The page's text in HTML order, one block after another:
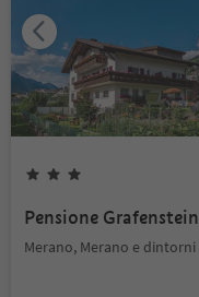
Pensione Grafenstein
Merano, Merano e dintorni